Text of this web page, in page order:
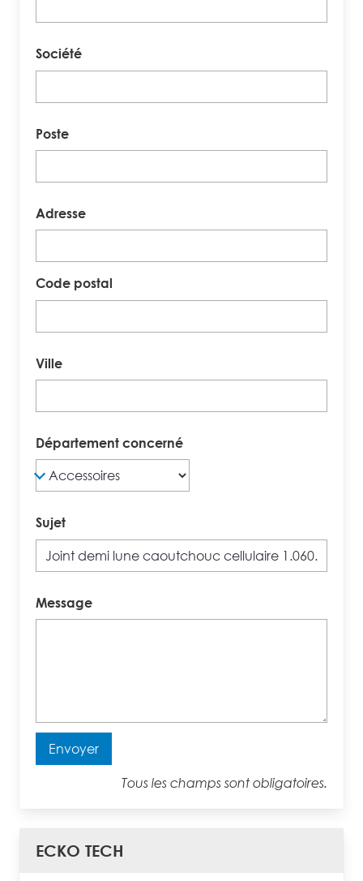
Société
Poste
Adresse
Code postal
Ville
Département concerné
Sujet
Message
Envoyer
Tous les champs sont obligatoires.
ECKO TECH